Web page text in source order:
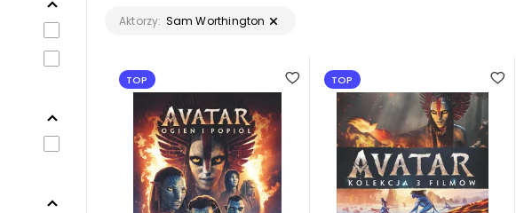
Aktorzy: Sam Worthington
TOP TOP